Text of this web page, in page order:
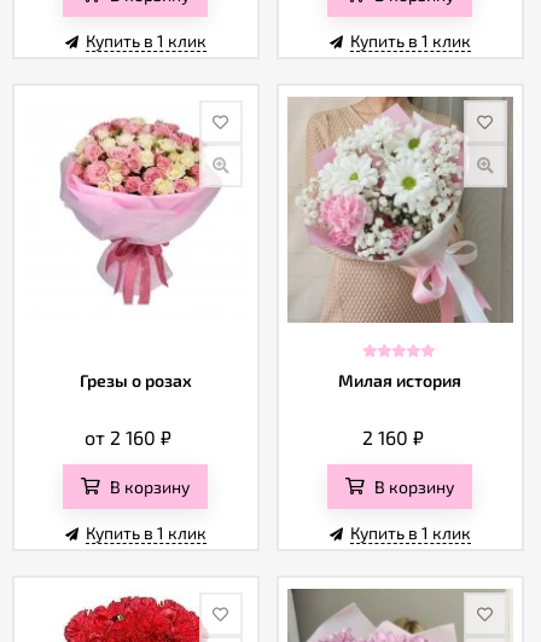
Купить в 1 клик Купить в 1 клик
Грезы о розах
от 2 160₽
В корзину
Купить в 1 клик
Милая история
2 160 ₽
В корзину
Купить в 1 клик